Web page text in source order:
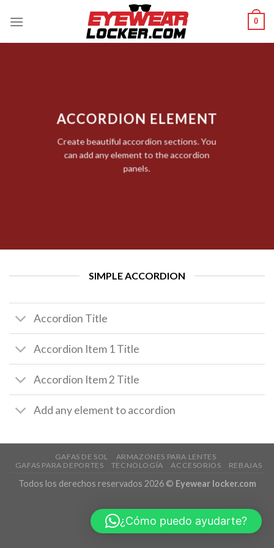
0
ACCORDION ELEMENT
Create beautiful accordion sections. You
can add any element to the accordion
panels.
SIMPLE ACCORDION
Accordion Title
Accordion Item 1 Title
Accordion Item 2 Title
Add any element to accordion
GAFAS DE SOL
ARMAZONES PARA LENTES
GAFAS PARA DEPORTES
TECNOLOGÍA ACCESORIOS REBAJAS
Todos los derechos reservados 2026 © Eyewear locker.com
¿Cómo puedo ayudarte?